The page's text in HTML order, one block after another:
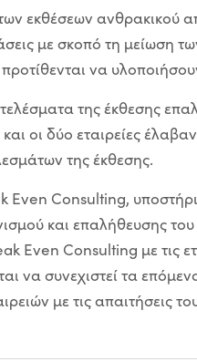
εκθέσεων ανθρακικού
με σκοπό τη μείωση
να
της έκθεσης
οι δύο εταιρείες
της έκθεσης.
Even Consulting,
και επαλήθευσης
Even Consulting με τις
να συνεχιστεί τα
με τις απαιτήσεις